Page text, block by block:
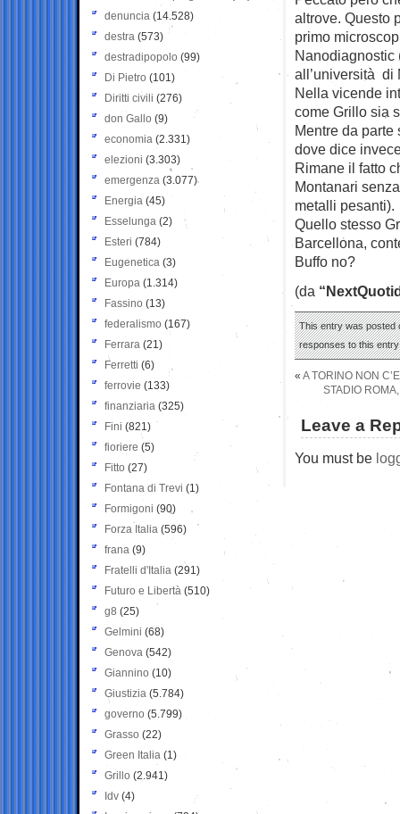
altrove. Questo
primo
Nanodiagnostic
all’università di
Nella vicende
come Grillo sia
Mentre da parte
dove dice
Rimane il fatto
Montanari
metalli pesanti).
Quello stesso
Barcellona,
Buffo no?
(da
This entry was posted
responses to this
« A TORINO NON
STADIO
Leave a
You must be
denuncia (14.528)
destra (573)
destradipopolo (99)
Di Pietro (101)
Diritti civili (276)
don Gallo (9)
economia (2.331)
elezioni (3.303)
emergenza (3.077)
Energia (45)
Esselunga (2)
Esteri (784)
Eugenetica (3)
Europa (1.314)
Fassino (13)
federalismo (167)
Ferrara (21)
Ferretti (6)
ferrovie (133)
finanziaria (325)
Fini (821)
fioriere (5)
Fitto (27)
Fontana di Trevi (1)
Formigoni (90)
Forza Italia (596)
frana (9)
Fratelli d'Italia (291)
Futuro e Libertà (510)
g8 (25)
Gelmini (68)
Genova (542)
Giannino (10)
Giustizia (5.784)
governo (5.799)
Grasso (22)
Green Italia (1)
Grillo (2.941)
Idv (4)